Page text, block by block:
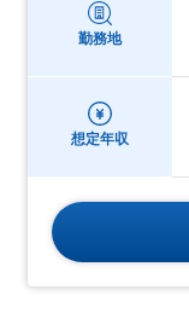
勤務地
想定年収